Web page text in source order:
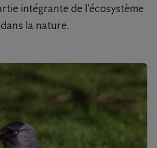
intégrante de l'écosystème
la nature.